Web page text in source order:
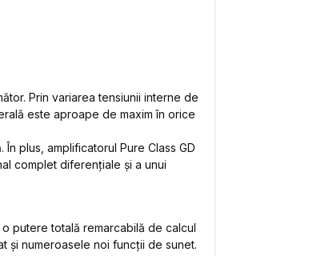
Prin variarea tensiunii interne de
este aproape de maxim în orice
plus, amplificatorul Pure Class GD
complet diferențiale și a unui
putere totală remarcabilă de calcul
și numeroasele noi funcții de sunet.